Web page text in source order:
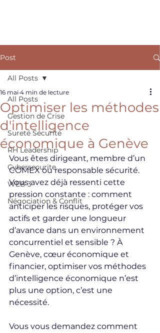
Post
All Posts
Gestion de Crise
Sureté Sécurité
RH Leadership
Cybersecurite
WEB 3
Négociation & Conflit
All Posts
Optimiser les méthodes
d'intelligence
économique à Genève
16 mai 4 min de lecture
Vous êtes dirigeant, membre d’un
COMEX ou responsable sécurité.
Vous avez déjà ressenti cette
pression constante : comment
anticiper les risques, protéger vos
actifs et garder une longueur
d’avance dans un environnement
concurrentiel et sensible ? À
Genève, cœur économique et
financier, optimiser vos méthodes
d’intelligence économique n’est
plus une option, c’est une
nécessité.
Vous vous demandez comment